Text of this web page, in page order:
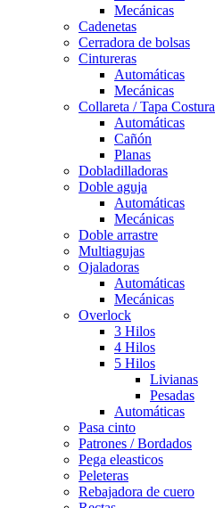
Mecánicas
Cadenetas
Cerradora de bolsas
Cintureras
Automáticas
Mecánicas
Collareta / Tapa Costura
Automáticas
Cañón
Planas
Dobladilladoras
Doble aguja
Automáticas
Mecánicas
Doble arrastre
Multiagujas
Ojaladoras
Automáticas
Mecánicas
Overlock
3 Hilos
4 Hilos
5 Hilos
Livianas
Pesadas
Automáticas
Pasa cinto
Patrones / Bordados
Pega eleasticos
Peleteras
Rebajadora de cuero